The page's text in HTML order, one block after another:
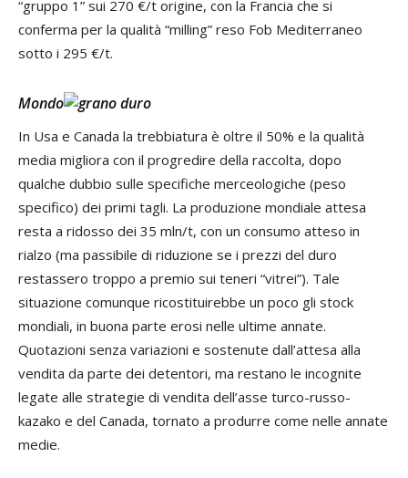
“gruppo 1” sui 270 €/t origine, con la Francia che si
conferma per la qualità “milling” reso Fob Mediterraneo
sotto i 295 €/t.
Mondo
In Usa e Canada la trebbiatura è oltre il 50% e la qualità
media migliora con il progredire della raccolta, dopo
qualche dubbio sulle specifiche merceologiche (peso
specifico) dei primi tagli. La produzione mondiale attesa
resta a ridosso dei 35 mln/t, con un consumo atteso in
rialzo (ma passibile di riduzione se i prezzi del duro
restassero troppo a premio sui teneri “vitrei”). Tale
situazione comunque ricostituirebbe un poco gli stock
mondiali, in buona parte erosi nelle ultime annate.
Quotazioni senza variazioni e sostenute dall’attesa alla
vendita da parte dei detentori, ma restano le incognite
legate alle strategie di vendita dell’asse turco-russo-
kazako e del Canada, tornato a produrre come nelle annate
medie.